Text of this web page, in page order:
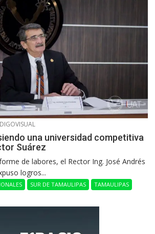
una universidad competitiva
Suárez
de labores, el Rector Ing. José Andrés
logros...
SUR DE TAMAULIPAS
TAMAULIPAS